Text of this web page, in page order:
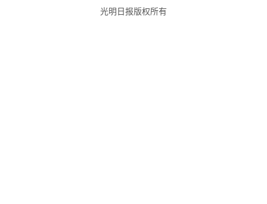
光明日报版权所有